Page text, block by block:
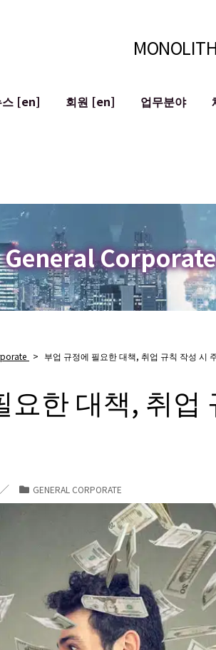
스 [en] 회원 [en]
업무분야
사이버 범죄
General Corporate
> 부업 규정에 필요한 대책, 취업 규칙 작성 시
요한 대책, 취업
GENERAL CORPORATE